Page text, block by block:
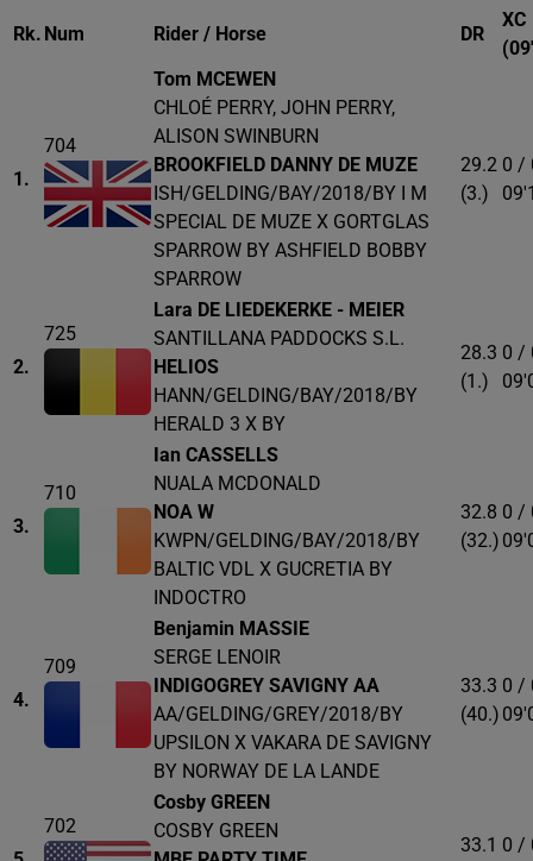
Rk. Num Rider / Horse DR
XC
1.
704
Tom MCEWEN
CHLOÉ PERRY, JOHN PERRY,
ALISON SWINBURN
BROOKFIELD DANNY DE MUZE
ISH/GELDING/BAY/2018/BY I M
SPECIAL DE MUZE X GORTGLAS
SPARROW BY ASHFIELD BOBBY
SPARROW
29.2
(3.)
0 /
2.
725
Lara DE LIEDEKERKE - MEIER
SANTILLANA PADDOCKS S.L.
HELIOS
HANN/GELDING/BAY/2018/BY
HERALD 3 X BY
28.3
(1.)
0 /
3.
710
Ian CASSELLS
NUALA MCDONALD
NOA W
KWPN/GELDING/BAY/2018/BY
BALTIC VDL X GUCRETIA BY
INDOCTRO
32.8
(32.)
0 /
4.
709
Benjamin MASSIE
SERGE LENOIR
INDIGOGREY SAVIGNY AA
AA/GELDING/GREY/2018/BY
UPSILON X VAKARA DE SAVIGNY
BY NORWAY DE LA LANDE
33.3
(40.)
0 /
702
Cosby GREEN
COSBY GREEN
33.1 0 /